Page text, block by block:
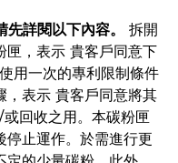
詳閱以下內容。
拆開
匣，表示 貴客戶同意下
用一次的專利限制條件
，表示 貴客戶同意將其
回收之用。本碳粉匣
停止運作。於需進行更